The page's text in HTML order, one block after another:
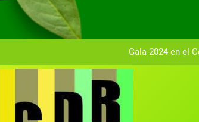
Gala 2024 en el
en el VI Certamen Francisco Nieva de